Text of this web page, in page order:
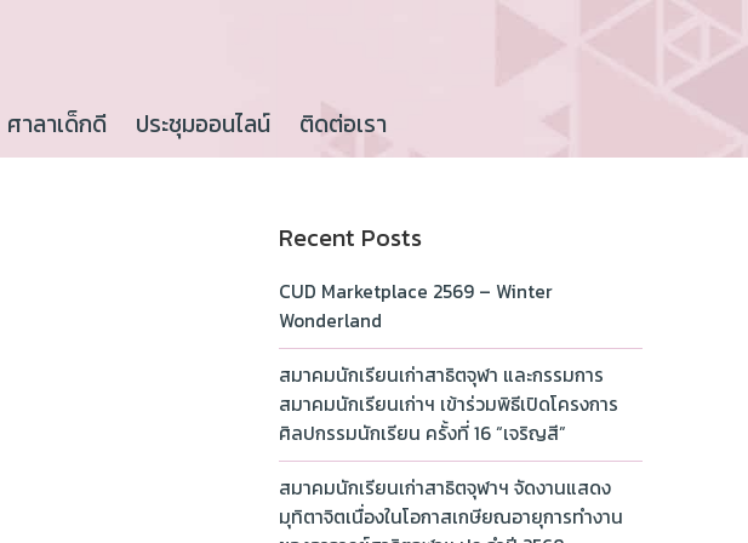
ศาลาเด็กดี ประชุมออนไลน์ ติดต่อเรา
Recent Posts
CUD Marketplace 2569 – Winter
Wonderland
สมาคมนักเรียนเก่าสาธิตจุฬา และกรรมการ
สมาคมนักเรียนเก่าฯ เข้าร่วมพิธีเปิดโครงการ
ศิลปกรรมนักเรียน ครั้งที่ 16 “เจริญสี”
สมาคมนักเรียนเก่าสาธิตจุฬาฯ จัดงานแสดง
มุทิตาจิตเนื่องในโอกาสเกษียณอายุการทำงาน